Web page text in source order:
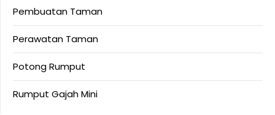
Pembuatan Taman
Perawatan Taman
Potong Rumput
Rumput Gajah Mini